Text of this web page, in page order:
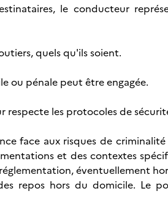
le conducteur
quels qu'ils soient.
ou pénale peut être engagée.
respecte les protocoles de
face aux risques de
et des contextes
éventuellement
repos hors du domicile. Le